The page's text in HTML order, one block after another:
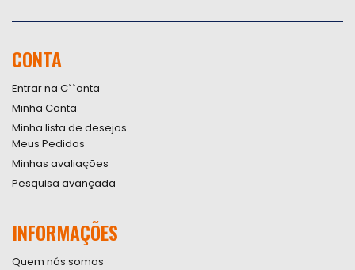
Newsletter:
CONTA
Entrar na C``onta
Minha Conta
Minha lista de desejos
Meus Pedidos
Minhas avaliações
Pesquisa avançada
INFORMAÇÕES
Quem nós somos